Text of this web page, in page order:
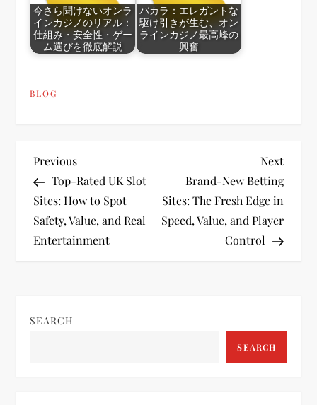
今さら聞けないオンラ
インカジノのリアル：
仕組み・安全性・ゲー
ム選びを徹底解説
バカラ：エレガントな
駆け引きが生む、オン
ラインカジノ最高峰の
興奮
BLOG
P
o
s
a
Previous
Post
Previous
Top-Rated UK Slot
Sites: How to Spot
Safety, Value, and Real
Entertainment
Next
Post
Next
Brand-New Betting
Sites: The Fresh Edge in
Speed, Value, and Player
Control
SEARCH
SEARCH